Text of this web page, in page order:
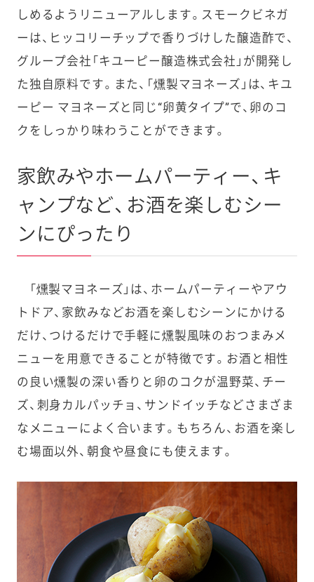
しめるようリニューアルします。スモークビネガ
ーは、ヒッコリーチップで香りづけした醸造酢で、
グループ会社「キユーピー醸造株式会社」が開発し
た独自原料です。また、「燻製マヨネーズ」は、キユ
ーピー マヨネーズと同じ“卵黄タイプ”で、卵のコ
クをしっかり味わうことができます。
家飲みやホームパーティー、キ
ャンプなど、お酒を楽しむシー
ンにぴったり
「燻製マヨネーズ」は、ホームパーティーやアウ
トドア、家飲みなどお酒を楽しむシーンにかける
だけ、つけるだけで手軽に燻製風味のおつまみメ
ニューを用意できることが特徴です。お酒と相性
の良い燻製の深い香りと卵のコクが温野菜、チー
ズ、刺身カルパッチョ、サンドイッチなどさまざま
なメニューによく合います。もちろん、お酒を楽し
む場面以外、朝食や昼食にも使えます。